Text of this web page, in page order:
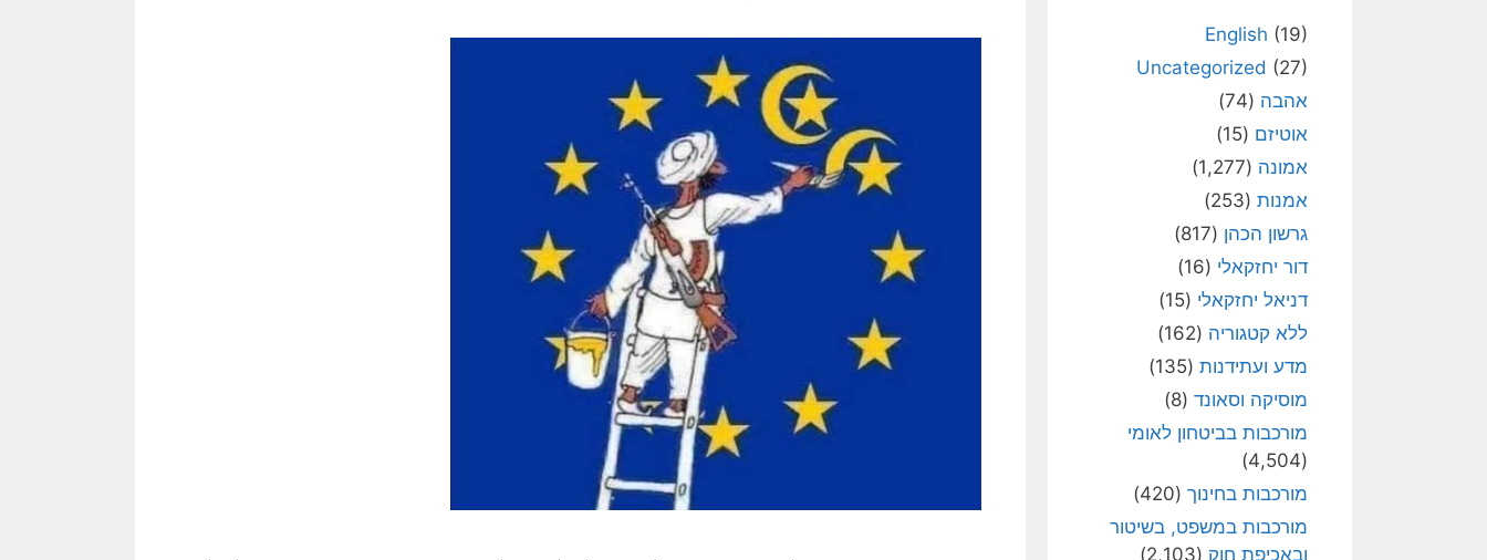
English (19)
Uncategorized (27)
אהבה (74)
אוטיזם (15)
אמונה (1,277)
אמנות (253)
גרשון הכהן (817)
דור יחזקאלי (16)
דניאל יחזקאלי (15)
ללא קטגוריה (162)
מדע ועתידנות (135)
מוסיקה וסאונד (8)
מורכבות בביטחון לאומי
(4,504)
מורכבות בחינוך (420)
מורכבות במשפט, בשיטור
ובאכיפת חוק (2,103)